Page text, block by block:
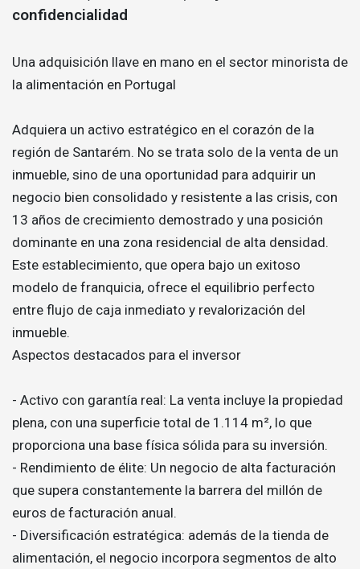
confidencialidad
Una adquisición llave en mano en el sector minorista de
la alimentación en Portugal
Adquiera un activo estratégico en el corazón de la
región de Santarém. No se trata solo de la venta de un
inmueble, sino de una oportunidad para adquirir un
negocio bien consolidado y resistente a las crisis, con
13 años de crecimiento demostrado y una posición
dominante en una zona residencial de alta densidad.
Este establecimiento, que opera bajo un exitoso
modelo de franquicia, ofrece el equilibrio perfecto
entre flujo de caja inmediato y revalorización del
inmueble.
Aspectos destacados para el inversor
- Activo con garantía real: La venta incluye la propiedad
plena, con una superficie total de 1.114 m², lo que
proporciona una base física sólida para su inversión.
- Rendimiento de élite: Un negocio de alta facturación
que supera constantemente la barrera del millón de
euros de facturación anual.
- Diversificación estratégica: además de la tienda de
alimentación, el negocio incorpora segmentos de alto